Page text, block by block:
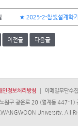
★ 2025-2-참빛설계학
이전글 다음글
인정보처리방침
이메일무단수
원구 광운로 20 (월계동 447-
University. All